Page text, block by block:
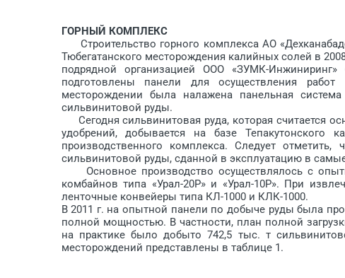
ГОРНЫЙ КОМПЛЕКС
Строительство горного комплекса АО
Тюбегатанского место­рождения калийных солей в
подрядной организацией ООО «ЗУМК-
подготовлены панели для осуществления
месторождении была налажена панельная
сильвинитовой руды.
Сегодня сильвинитовая руда, которая считается
удобрений, добывается на базе Тепакутонского
производственного комплекса. Следует
сильвинитовой руды, сданной в эксплуатацию в
Основное производство осуществлялось с
комбайнов типа «Урал-20Р» и «Урал-10Р». При
ленточные конвейеры типа КЛ-1000 и КЛК-1000.
В 2011 г. на опытной панели по добыче руды была
полной мощностью. В частности, план полной
на практике было добыто 742,5 тыс. т
месторождений представлены в таблице 1.